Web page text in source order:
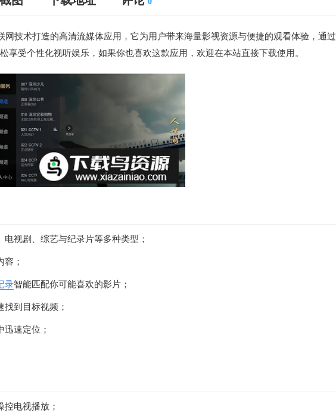
网技术打造的高清流媒体应用，它为用户带来海量影视资源与便捷的观看体验，通过
享受个性化视听娱乐，如果你也喜欢这款应用，欢迎在本站直接下载使用。
电视剧、综艺与纪录片等多种类型；
；
录智能匹配你可能喜欢的影片；
找到目标视频；
速定位；
电视播放；